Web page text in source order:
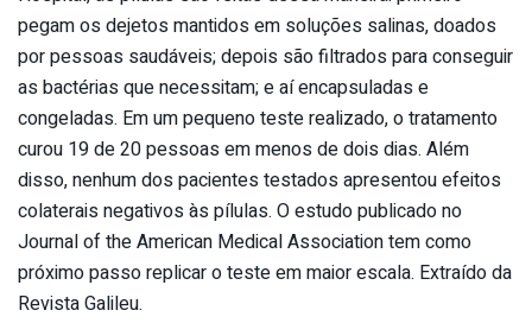
pegam os dejetos mantidos em soluções salinas, doados
por pessoas saudáveis; depois são filtrados para conseguir
as bactérias que necessitam; e aí encapsuladas e
congeladas. Em um pequeno teste realizado, o tratamento
curou 19 de 20 pessoas em menos de dois dias. Além
disso, nenhum dos pacientes testados apresentou efeitos
colaterais negativos às pílulas. O estudo publicado no
Journal of the American Medical Association tem como
próximo passo replicar o teste em maior escala. Extraído da
Revista Galileu.